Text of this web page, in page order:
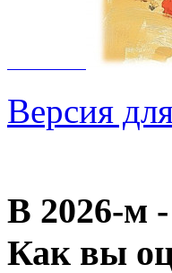
Версия
В 2026‑м
Как вы